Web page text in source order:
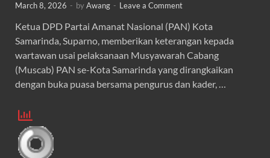
March 8, 2026 - byAwang - Leave a Comment
Ketua DPD Partai Amanat Nasional (PAN) Kota
Samarinda, Suparno, memberikan keterangan kepada
wartawan usai pelaksanaan Musyawarah Cabang
(Muscab) PAN se-Kota Samarinda yang dirangkaikan
dengan buka puasa bersama pengurus dan kader, …